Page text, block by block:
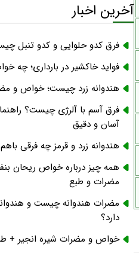
آخرین اخبار
فرق کدو حلوایی و کدو تنبل
فواید خاکشیر در بارداری؛ چه
هندوانه زرد چیست؛ خواص و
فرق آسم با آلرژی چیست؟
آسان و دقیق
هندوانه زرد و قرمز چه فرقی
همه چیز درباره خواص ریحان
مضرات و طبع
مضرات هندوانه چیست و
دارد؟
خواص و مضرات شیره انجیر +